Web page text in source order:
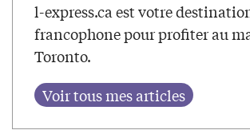
l-express.ca est votre
francophone pour profiter au
Toronto.